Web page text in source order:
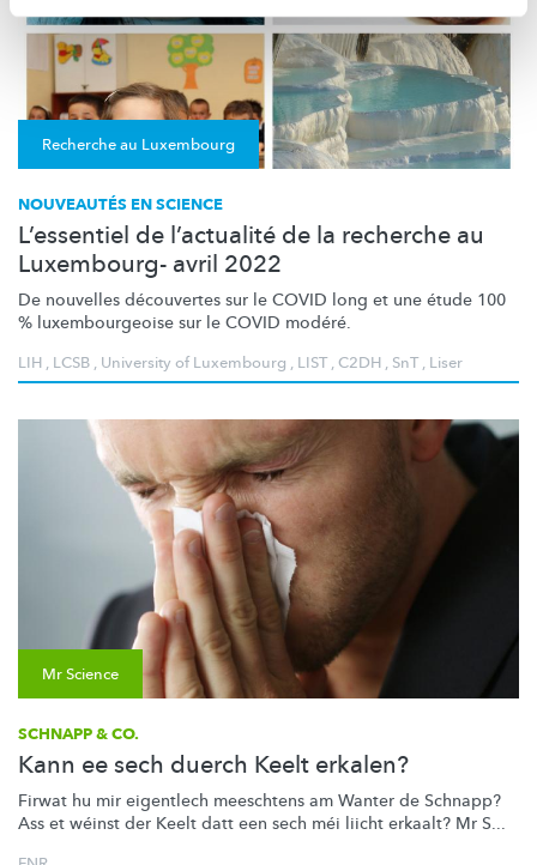
Recherche au Luxembourg
NOUVEAUTÉS EN SCIENCE
L’essentiel de l’actualité de la recherche au
Luxembourg- avril 2022
De nouvelles découvertes sur le COVID long et une étude 100
% luxembourgeoise sur le COVID modéré.
LIH , LCSB , University of Luxembourg , LIST,C2DH , SnT, Liser
Mr Science
SCHNAPP & CO.
Kann ee sech duerch Keelt erkalen?
Firwat hu mir eigentlech meeschtens am Wanter de Schnapp?
Ass et wéinst der Keelt datt een sech méi liicht erkaalt? Mr S...